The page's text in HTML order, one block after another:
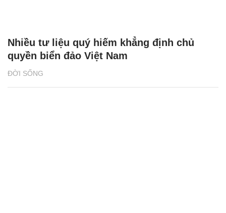
ĐỜI SỐNG
Nhiều tư liệu quý hiếm khẳng định chủ
quyền biển đảo Việt Nam